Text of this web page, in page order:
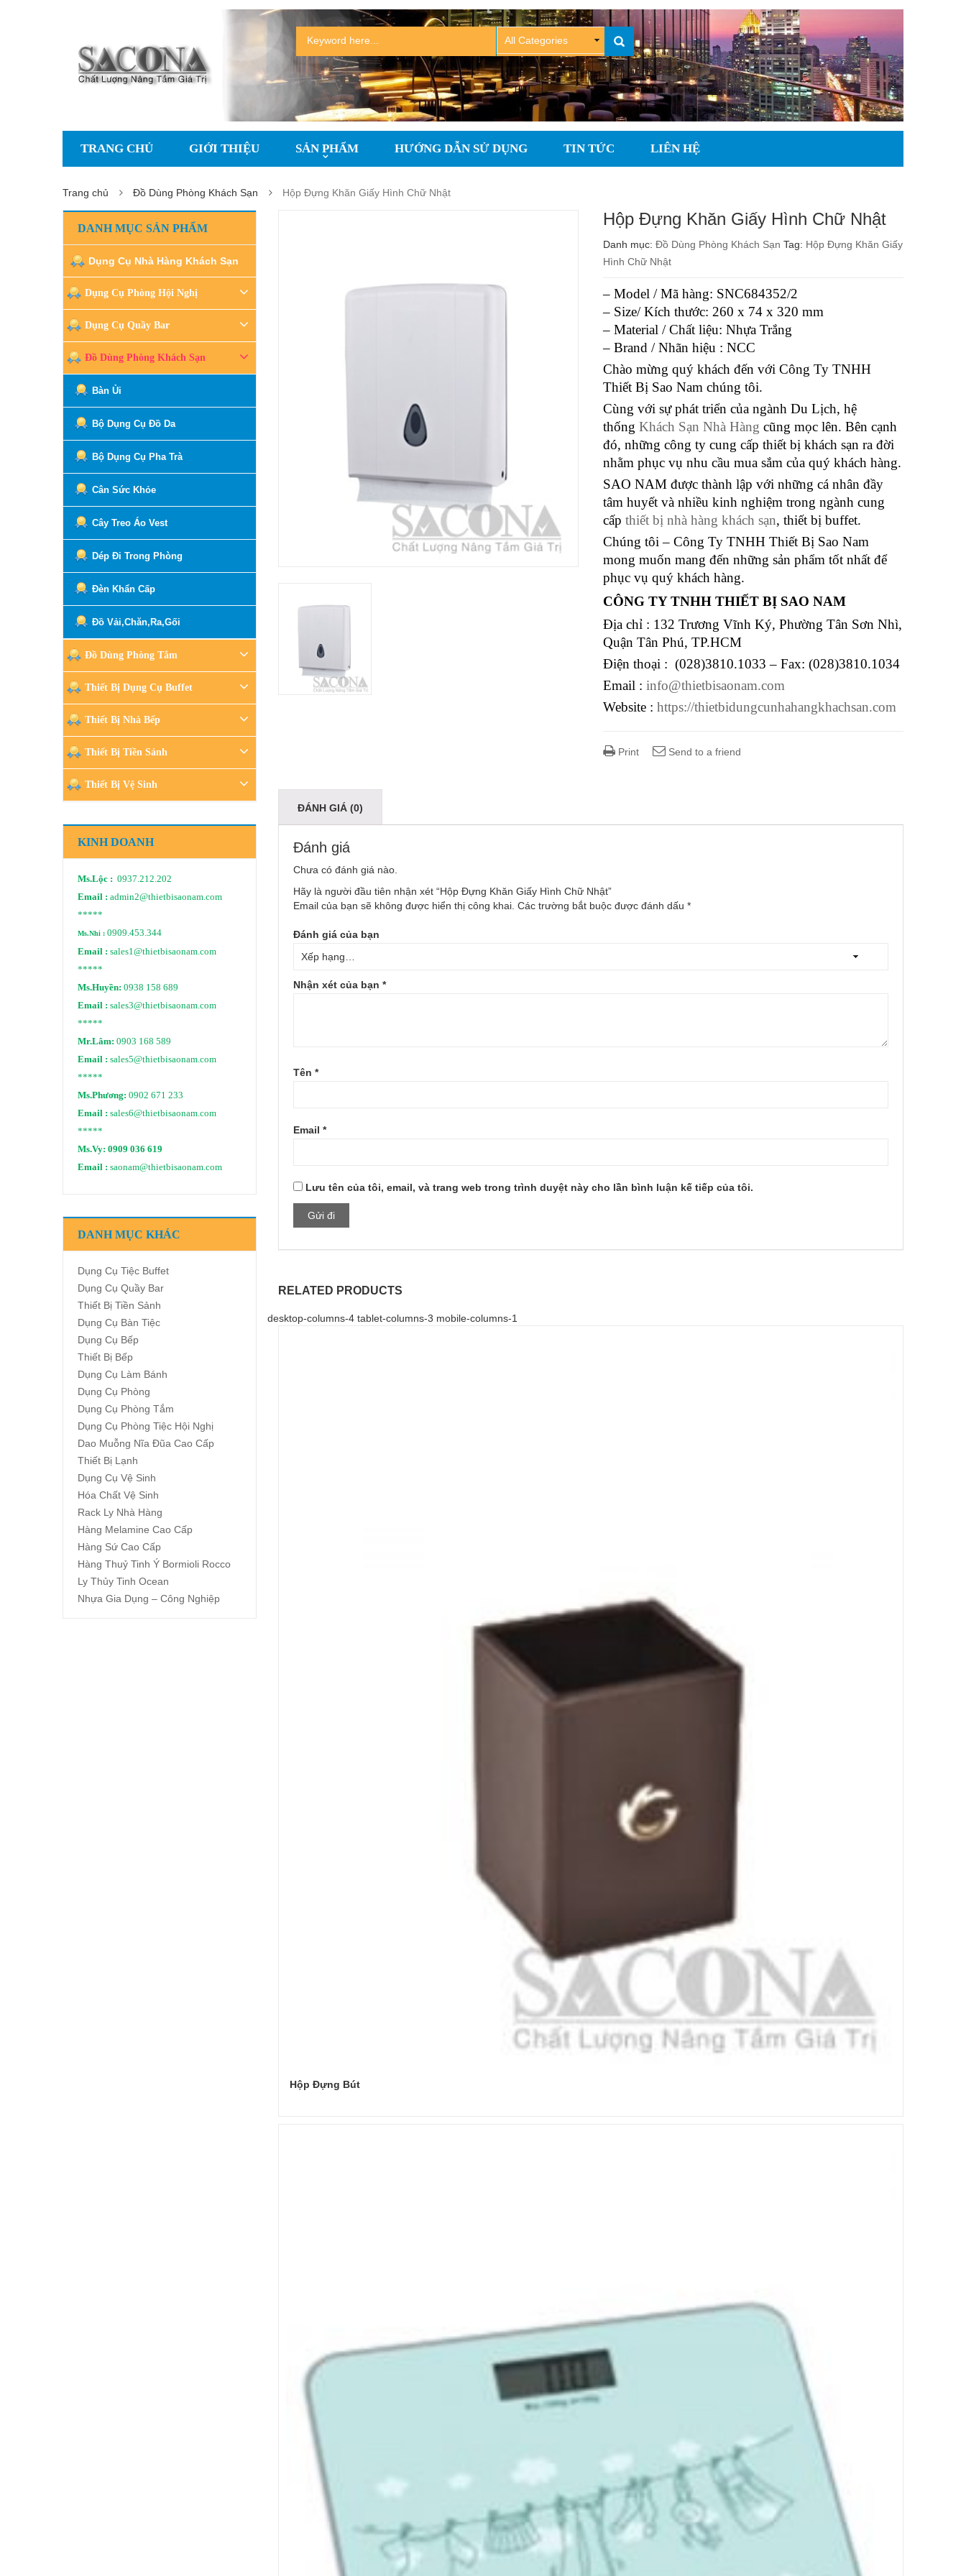
TRANG CHỦ GIỚI THIỆU SẢN PHẨM HƯỚNG DẪN SỬ DỤNG TIN TỨC LIÊN HỆ
Trang chủ Đồ Dùng Phòng Khách Sạn Hộp Đựng Khăn Giấy Hình Chữ Nhật
Hộp Đựng Khăn Giấy Hình Chữ Nhật
Danh mục:Đồ Dùng Phòng Khách Sạn Tag: Hộp Đựng Khăn Giấy
Hình Chữ Nhật
– Model / Mã hàng: SNC684352/2
– Size/ Kích thước: 260 x 74 x 320 mm
– Material / Chất liệu: Nhựa Trắng
– Brand / Nhãn hiệu : NCC
Chào mừng quý khách đến với Công Ty TNHH
Thiết Bị Sao Nam chúng tôi.
Cùng với sự phát triển của ngành Du Lịch, hệ
thốngKhách Sạn Nhà Hàng cũng mọc lên. Bên cạnh
đó, những công ty cung cấp thiết bị khách sạn ra đời
nhằm phục vụ nhu cầu mua sắm của quý khách hàng.
SAO NAM được thành lập với những cá nhân đầy
tâm huyết và nhiều kinh nghiệm trong ngành cung
cấpthiết bị nhà hàng khách sạn, thiết bị buffet.
Chúng tôi – Công Ty TNHH Thiết Bị Sao Nam
mong muốn mang đến những sản phẩm tốt nhất để
phục vụ quý khách hàng.
CÔNG TY TNHH THIẾT BỊ SAO NAM
Địa chỉ : 132 Trương Vĩnh Ký, Phường Tân Sơn Nhì,
Quận Tân Phú, TP.HCM
Điện thoại : (028)3810.1033 – Fax: (028)3810.1034
Email :info@thietbisaonam.com
Website :https://thietbidungcunhahangkhachsan.com
Print Send to a friend
ĐÁNH GIÁ (0)
Đánh giá
Chưa có đánh giá nào.
Hãy là người đầu tiên nhận xét “Hộp Đựng Khăn Giấy Hình Chữ Nhật”
Email của bạn sẽ không được hiển thị công khai. Các trường bắt buộc được đánh dấu *
Đánh giá của bạn
Nhận xét của bạn *
Tên *
Email *
Lưu tên của tôi, email, và trang web trong trình duyệt này cho lần bình luận kế tiếp của tôi.
RELATED PRODUCTS
desktop-columns-4 tablet-columns-3 mobile-columns-1
Hộp Đựng Bút
DANH MỤC SẢN PHẨM
Dụng Cụ Nhà Hàng Khách Sạn
Dụng Cụ Phòng Hội Nghị
Dụng Cụ Quầy Bar
Đồ Dùng Phòng Khách Sạn
Bàn Ủi
Bộ Dụng Cụ Đồ Da
Bộ Dụng Cụ Pha Trà
Cân Sức Khỏe
Cây Treo Áo Vest
Dép Đi Trong Phòng
Đèn Khẩn Cấp
Đồ Vải,Chăn,Ra,Gối
Đồ Dùng Phòng Tắm
Thiết Bị Dụng Cụ Buffet
Thiết Bị Nhà Bếp
Thiết Bị Tiền Sảnh
Thiết Bị Vệ Sinh
KINH DOANH
Ms.Lộc : 0937.212.202
Email : admin2@thietbisaonam.com
*****
Ms.Nhi : 0909.453.344
Email : sales1@thietbisaonam.com
*****
Ms.Huyền: 0938 158 689
Email : sales3@thietbisaonam.com
*****
Mr.Lâm: 0903 168 589
Email : sales5@thietbisaonam.com
*****
Ms.Phương: 0902 671 233
Email : sales6@thietbisaonam.com
*****
Ms.Vy: 0909 036 619
Email : saonam@thietbisaonam.com
DANH MỤC KHÁC
Dụng Cụ Tiệc Buffet
Dụng Cụ Quầy Bar
Thiết Bị Tiền Sảnh
Dụng Cụ Bàn Tiệc
Dụng Cụ Bếp
Thiết Bị Bếp
Dụng Cụ Làm Bánh
Dụng Cụ Phòng
Dụng Cụ Phòng Tắm
Dụng Cụ Phòng Tiệc Hội Nghị
Dao Muỗng Nĩa Đũa Cao Cấp
Thiết Bị Lạnh
Dụng Cụ Vệ Sinh
Hóa Chất Vệ Sinh
Rack Ly Nhà Hàng
Hàng Melamine Cao Cấp
Hàng Sứ Cao Cấp
Hàng Thuỷ Tinh Ý Bormioli Rocco
Ly Thủy Tinh Ocean
Nhựa Gia Dụng – Công Nghiệp